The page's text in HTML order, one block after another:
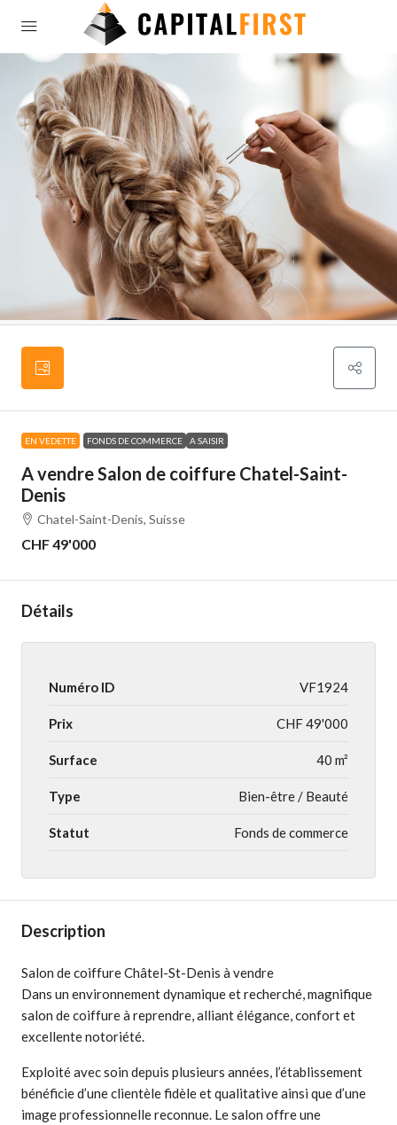
EN VEDETTE FONDS DE COMMERCE A SAISIR
A vendre Salon de coiffure Chatel-Saint-
Denis
Chatel-Saint-Denis, Suisse
CHF 49'000
Détails
Numéro ID VF1924
Prix CHF 49'000
Surface 40 m²
Type Bien-être / Beauté
Statut Fonds de commerce
Description
Salon de coiffure Châtel-St-Denis à vendre
Dans un environnement dynamique et recherché, magnifique
salon de coiffure à reprendre, alliant élégance, confort et
excellente notoriété.
Exploité avec soin depuis plusieurs années, l’établissement
bénéficie d’une clientèle fidèle et qualitative ainsi que d’une
image professionnelle reconnue. Le salon offre une